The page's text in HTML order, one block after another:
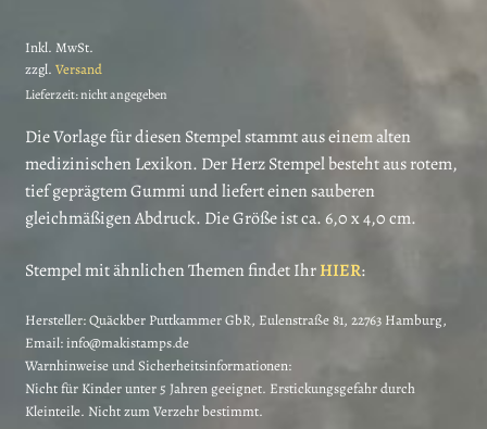
€6,50
Inkl. MwSt.
zzgl. Versand
Lieferzeit: nicht angegeben
Die Vorlage für diesen Stempel stammt aus einem alten
medizinischen Lexikon. Der Herz Stempel besteht aus rotem,
tief geprägtem Gummi und liefert einen sauberen
gleichmäßigen Abdruck. Die Größe ist ca. 6,0 x 4,0 cm.
Stempel mit ähnlichen Themen findet IhrHIER:
Hersteller:Quäckber Puttkammer GbR, Eulenstraße 81, 22763 Hamburg,
Email: info@makistamps.de
Warnhinweise und Sicherheitsinformationen:
Nicht für Kinder unter 5 Jahren geeignet. Erstickungsgefahr durch
Kleinteile. Nicht zum Verzehr bestimmt.